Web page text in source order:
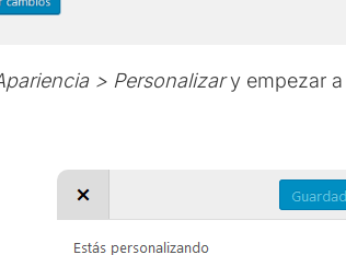
> Personalizary empezar